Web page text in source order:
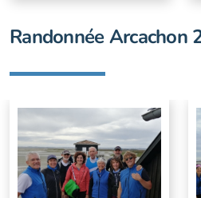
Randonnée Arcachon